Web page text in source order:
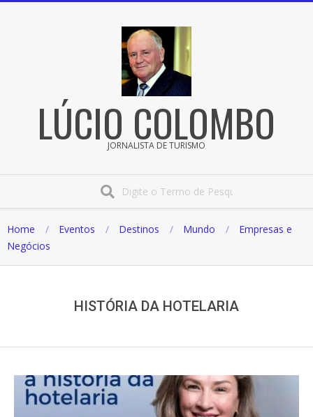
LÚCIO COLOMBO
JORNALISTA DE TURISMO
Home Eventos Destinos Mundo
Empresas e
Negócios
HISTÓRIA DA HOTELARIA